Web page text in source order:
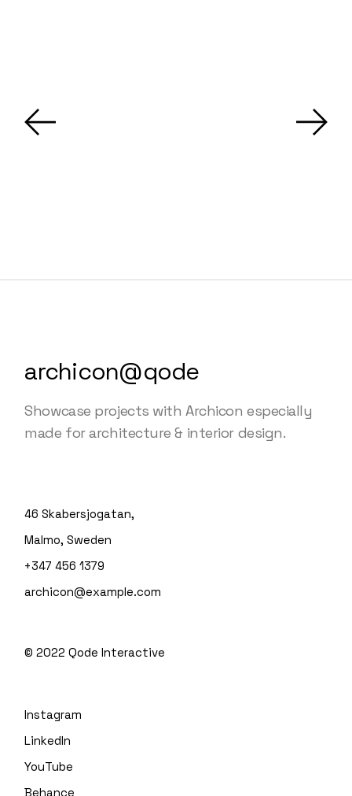
archicon@qode
Showcase projects with Archicon especially
made for architecture & interior design.
46 Skabersjogatan,
Malmo, Sweden
+347 456 1379
archicon@example.com
© 2022Qode Interactive
Instagram
LinkedIn
YouTube
Behance